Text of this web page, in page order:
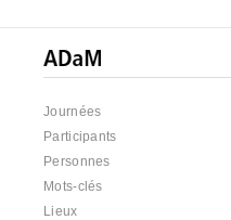
Journées
Participants
Personnes
Mots-clés
Lieux